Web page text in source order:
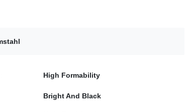
High Formability
Bright And Black